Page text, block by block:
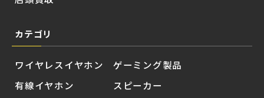
カテゴリ
ワイヤレスイヤホン
有線イヤホン
ゲーミング製品
スピーカー